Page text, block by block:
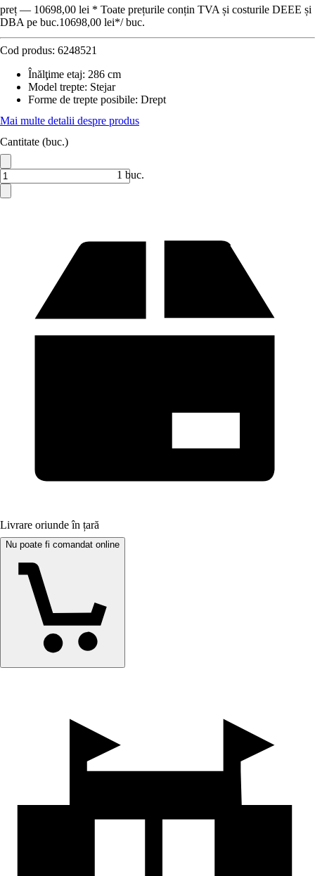
preț — 10698,00 lei * Toate prețurile conțin TVA și costurile DEEE și
DBA pe buc.10698,00 lei*/ buc.
Cod produs: 6248521
Înălţime etaj: 286 cm
Model trepte: Stejar
Forme de trepte posibile: Drept
Mai multe detalii despre produs
Cantitate (buc.)
1 buc.
Livrare oriunde în țară
Nu poate fi comandat online